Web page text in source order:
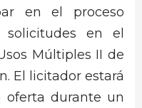
en el proceso
solicitudes en el
Múltiples II de
El licitador estará
oferta durante un